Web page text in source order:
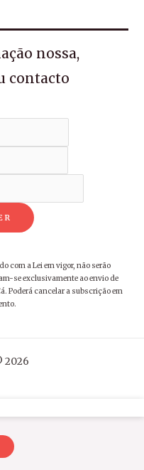
nossa,
contacto
com a Lei em vigor, não serão
se exclusivamente ao envio de
Poderá cancelar a subscrição em
2026